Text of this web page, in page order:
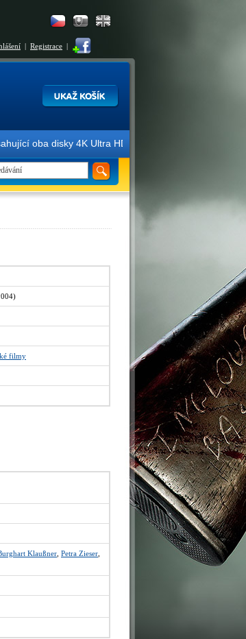
| Registrace |
oba disky 4K Ultra HD + Blu-ray 3D/2D. Edice
filmy
Klaußner Petra Zieser